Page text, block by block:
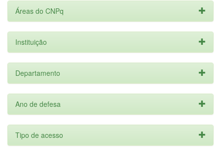
Áreas do CNPq
Instituição
Departamento
Ano de defesa
Tipo de acesso